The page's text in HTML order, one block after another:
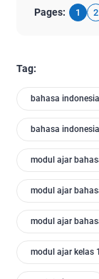
Pages: 1 2
Tag:
bahasa
bahasa
modul ajar
modul ajar
modul ajar
modul ajar kelas